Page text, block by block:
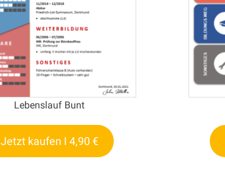
Lebenslauf Bunt
Jetzt kaufen I 4,90 €